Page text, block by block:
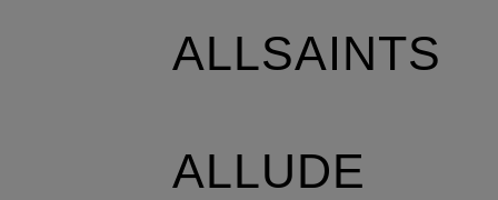
ALLSAINTS
ALLUDE